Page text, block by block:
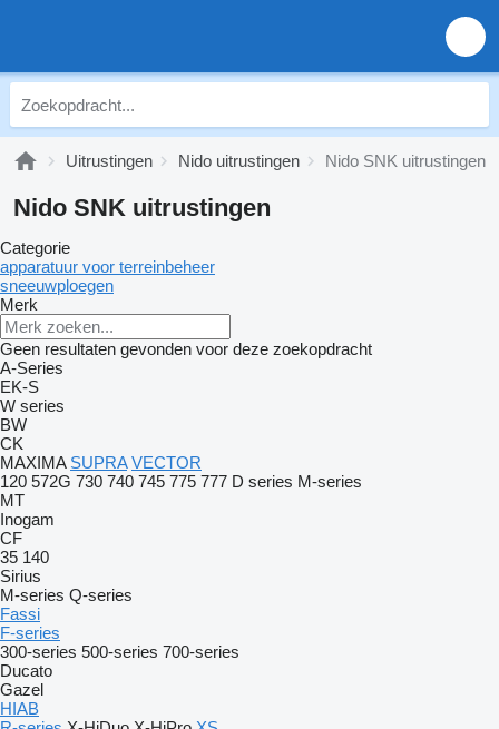
Uitrustingen Nido uitrustingen Nido SNK uitrustingen
Nido SNK uitrustingen
Categorie
apparatuur voor terreinbeheer
sneeuwploegen
Merk
Geen resultaten gevonden voor deze zoekopdracht
A-Series
EK-S
W series
BW
CK
MAXIMA SUPRA VECTOR
120 572G 730 740 745 775 777 D series M-series
MT
Inogam
CF
35 140
Sirius
M-series Q-series
Fassi
F-series
300-series 500-series 700-series
Ducato
Gazel
HIAB